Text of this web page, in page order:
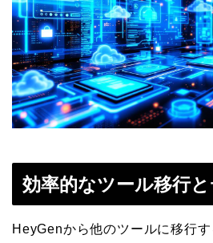
効率的なツール移行
HeyGenから他のツールに移行